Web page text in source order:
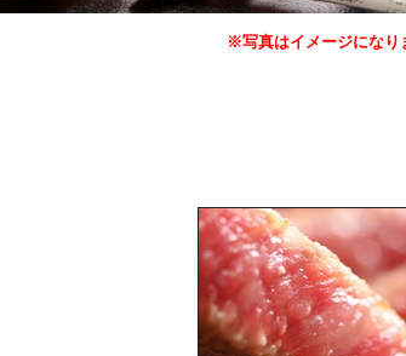
※写真はイメージになり